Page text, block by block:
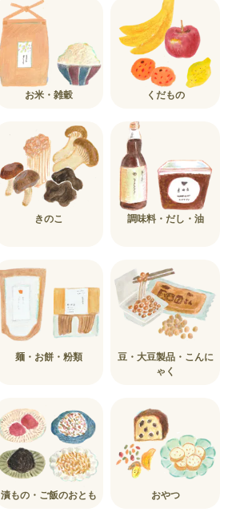
お米・雑穀 くだもの
きのこ 調味料・だし・油
麺・お餅・粉類
豆・大豆製品・こんに
ゃく
漬もの・ご飯のおとも おやつ